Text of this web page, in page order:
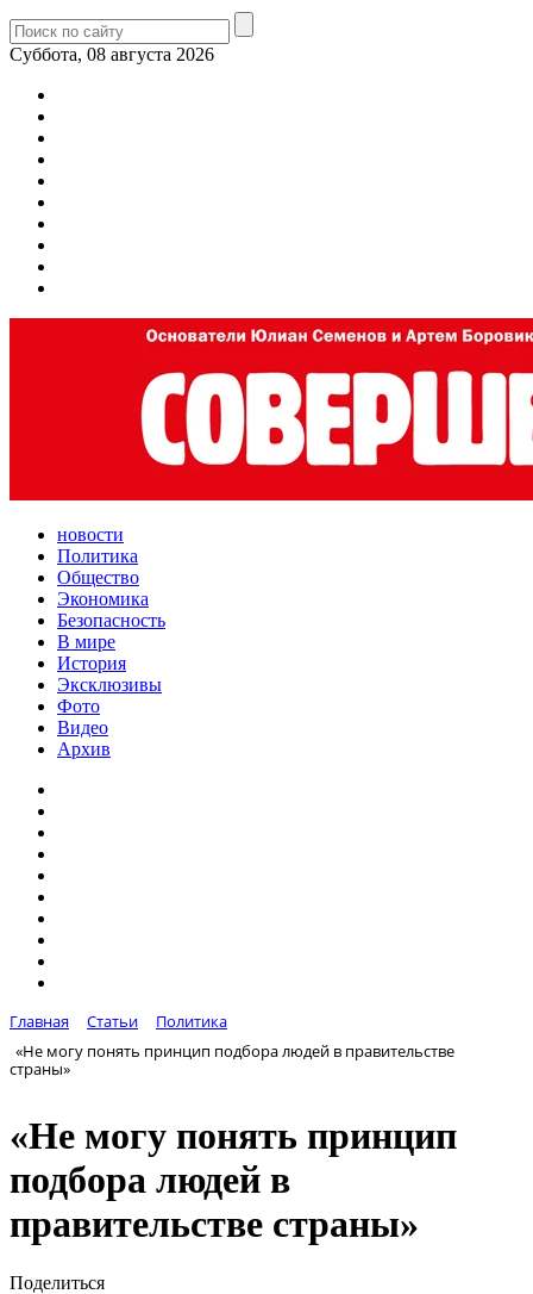
Суббота, 08 августа 2026
новости
Политика
Общество
Экономика
Безопасность
В мире
История
Эксклюзивы
Фото
Видео
Архив
Главная Статьи
Политика
«Не могу понять принцип подбора людей в правительстве
страны»
«Не могу понять принцип
подбора людей в
правительстве страны»
Поделиться